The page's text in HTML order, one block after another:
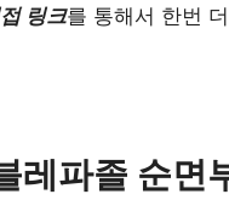
링크를 통해서 한번
레파졸 순면